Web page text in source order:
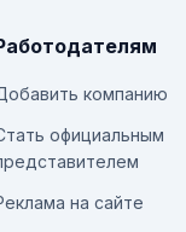
компанию
официальным
на сайте